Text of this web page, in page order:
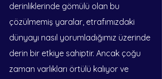
derinliklerinde gömülü olan bu
çözülmemiş yaralar, etrafımızdaki
dünyayı nasıl yorumladığımız üzerinde
derin bir etkiye sahiptir. Ancak çoğu
zaman varlıkları örtülü kalıyor ve